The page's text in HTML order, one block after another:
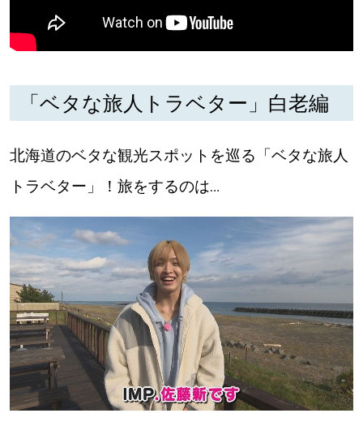
北海道で暮らす、あなたとつくる、
Sitakke編集部 IKU
【暮らしの知恵を身につけたい】
【札幌のお気に入りを見つけたい】
【道北のお気に入りを見つけたい】
【道東のお気に入りを見つけたい】
「ベタな旅人トラベター」白老編
北海道のベタな観光スポットを巡る「ベタな旅人
トラベター」！旅をするのは…